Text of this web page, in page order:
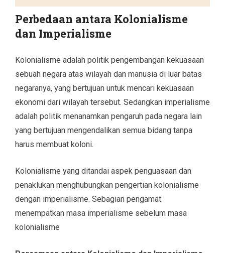
Perbedaan antara Kolonialisme
dan Imperialisme
Kolonialisme adalah politik pengembangan kekuasaan
sebuah negara atas wilayah dan manusia di luar batas
negaranya, yang bertujuan untuk mencari kekuasaan
ekonomi dari wilayah tersebut. Sedangkan imperialisme
adalah politik menanamkan pengaruh pada negara lain
yang bertujuan mengendalikan semua bidang tanpa
harus membuat koloni.
Kolonialisme yang ditandai aspek penguasaan dan
penaklukan menghubungkan pengertian kolonialisme
dengan imperialisme. Sebagian pengamat
menempatkan masa imperialisme sebelum masa
kolonialisme